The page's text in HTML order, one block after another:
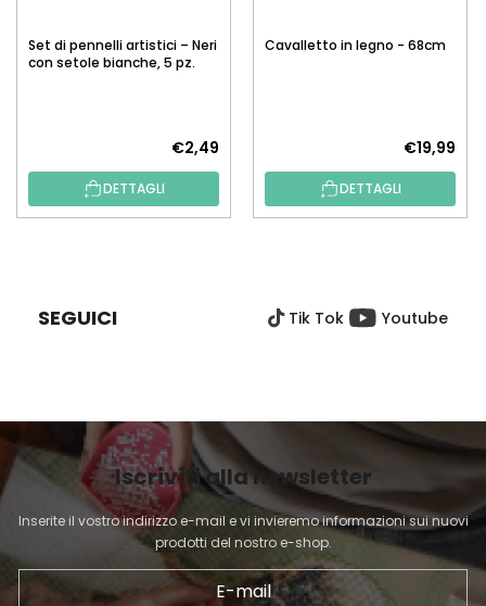
Set di pennelli artistici – Neri
con setole bianche, 5 pz.
€2,49
DETTAGLI
Cavalletto in legno - 68cm
€19,99
DETTAGLI
G
N
A
SEGUICI Tik Tok Youtube
Iscriviti alla newsletter
Inserite il vostro indirizzo e-mail e vi invieremo informazioni sui nuovi
prodotti del nostro e-shop.
E-mail